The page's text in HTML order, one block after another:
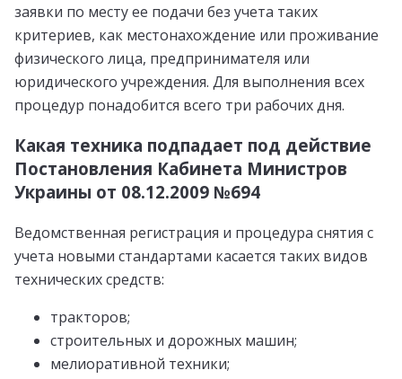
заявки по месту ее подачи без учета таких
критериев, как местонахождение или проживание
физического лица, предпринимателя или
юридического учреждения. Для выполнения всех
процедур понадобится всего три рабочих дня.
Какая техника подпадает под действие
Постановления Кабинета Министров
Украины от 08.12.2009 №694
Ведомственная регистрация и процедура снятия с
учета новыми стандартами касается таких видов
технических средств:
тракторов;
строительных и дорожных машин;
мелиоративной техники;